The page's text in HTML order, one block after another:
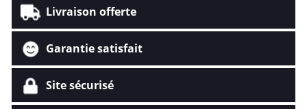
Livraison offerte
Garantie satisfait
Site sécurisé